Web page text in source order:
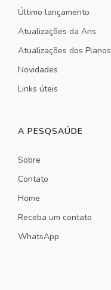
Último lançamento
Atualizações da Ans
Atualizações dos Planos
Novidades
Links úteis
A PESQSAÚDE
Sobre
Contato
Home
Receba um contato
WhatsApp